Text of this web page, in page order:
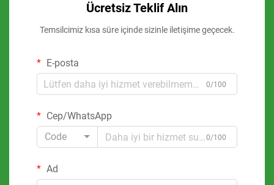
Ücretsiz Teklif Alın
Temsilcimiz kısa süre içinde sizinle iletişime geçecek.
E-posta
0/100
Cep/WhatsApp
Code
0/100
Ad